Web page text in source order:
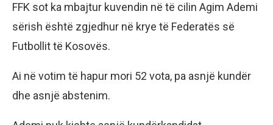
FFK sot ka mbajtur kuvendin në të cilin Agim Ademi
sërish është zgjedhur në krye të Federatës së
Futbollit të Kosovës.
Ai në votim të hapur mori 52 vota, pa asnjë kundër
dhe asnjë abstenim.